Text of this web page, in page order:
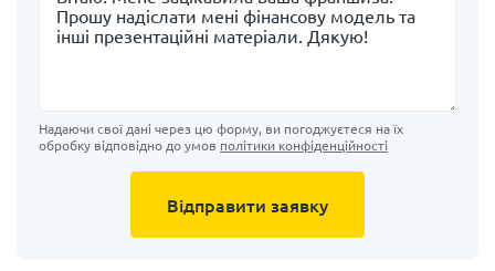
Надаючи свої дані через цю форму, ви погоджуєтеся на їх
обробку відповідно до умов політики конфіденційності
Відправити заявку